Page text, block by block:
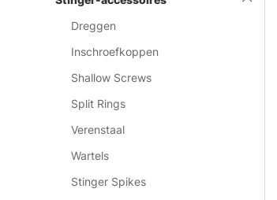
Dreggen
Inschroefkoppen
Shallow Screws
Split Rings
Verenstaal
Wartels
Stinger Spikes